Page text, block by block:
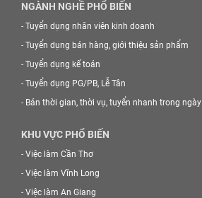
NGÀNH NGHỀ PHỔ BIẾN
- Tuyển dụng nhân viên kinh doanh
- Tuyển dụng bán hàng, giới thiệu sản phẩm
- Tuyển dụng kế toán
- Tuyển dụng PG/PB, Lễ Tân
- Bán thời gian, thời vụ, tuyển nhanh trong ngày
KHU VỰC PHỔ BIẾN
- Việc làm Cần Thơ
- Việc làm Vĩnh Long
- Việc làm An Giang